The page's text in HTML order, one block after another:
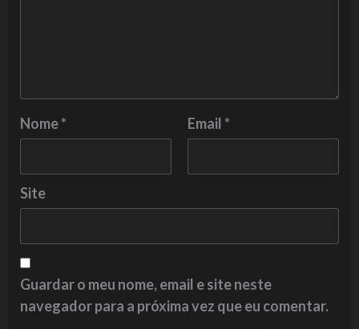
Nome* Email*
Site
Guardar o meu nome, email e site neste
navegador para a próxima vez que eu comentar.